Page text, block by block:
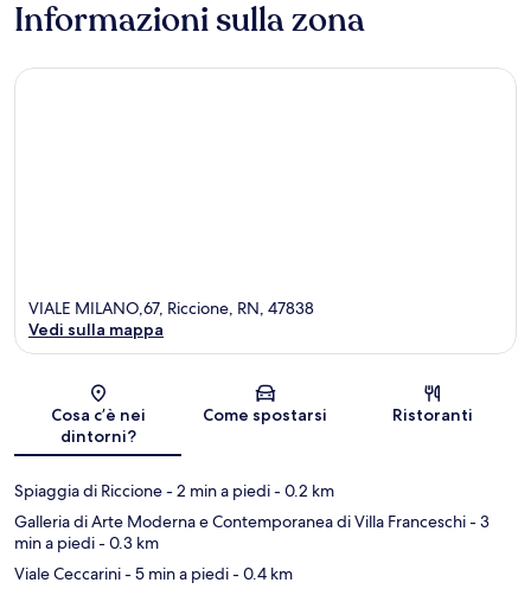
Informazioni sulla zona
Mappa
VIALE MILANO,67, Riccione, RN, 47838
Vedi sulla mappa
Cosa c’è nei
dintorni?
Come spostarsi Ristoranti
Spiaggia di Riccione- 2 min a piedi- 0.2 km
Galleria di Arte Moderna e Contemporanea di Villa Franceschi- 3
min a piedi- 0.3 km
Viale Ceccarini- 5 min a piedi- 0.4 km